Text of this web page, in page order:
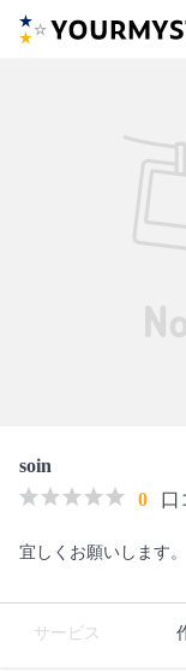
soin
0
口
宜しくお願いします。
サービス